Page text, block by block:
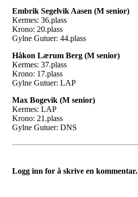
Embrik Segelvik Aasen (M senior)
Kermes: 36.plass
Krono: 20.plass
Gylne Gutuer: 44.plass
Håkon Lærum Berg (M senior)
Kermes: 37.plass
Krono: 17.plass
Gylne Gutuer: LAP
Max Bogevik (M senior)
Kermes: LAP
Krono: 21.plass
Gylne Gutuer: DNS
Logg inn for å skrive en kommentar.